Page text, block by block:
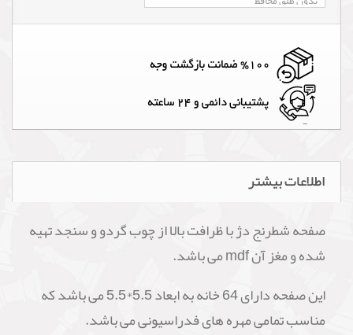
اطلاعات بیشتر
صفحه شطرنج دژ با ظرافت بالا از چوب گردو و سنجد تهیه
شده و مغز آن mdf می باشد.
این صفحه دارای 64 خانه به ابعاد 5.5*5.5 می باشد که
مناسب تمامی مهره های فدراسیونی می باشد.